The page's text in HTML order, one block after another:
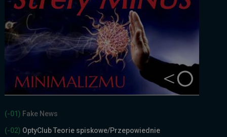
(-01) Fake News
(-02) OptyClub Teorie spiskowe/Przepowiednie